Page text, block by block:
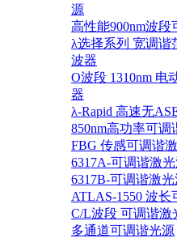
源
高性能900nm波
λ选择系列 宽调
波器
O波段 1310nm 电
器
λ-Rapid 高速无
850nm高功率可调
FBG 传感可调谐
6317A-可调谐激
6317B-可调谐激
ATLAS-1550 波长
C/L波段 可调谐激
多通道可调谐光源